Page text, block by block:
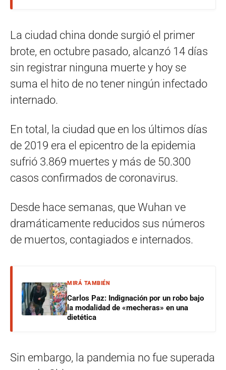
La ciudad china donde surgió el primer
brote, en octubre pasado, alcanzó 14 días
sin registrar ninguna muerte y hoy se
suma el hito de no tener ningún infectado
internado.
En total, la ciudad que en los últimos días
de 2019 era el epicentro de la epidemia
sufrió 3.869 muertes y más de 50.300
casos confirmados de coronavirus.
Desde hace semanas, que Wuhan ve
dramáticamente reducidos sus números
de muertos, contagiados e internados.
MIRÁ TAMBIÉN
Carlos Paz: Indignación por un robo bajo
la modalidad de «mecheras» en una
dietética
Sin embargo, la pandemia no fue superada